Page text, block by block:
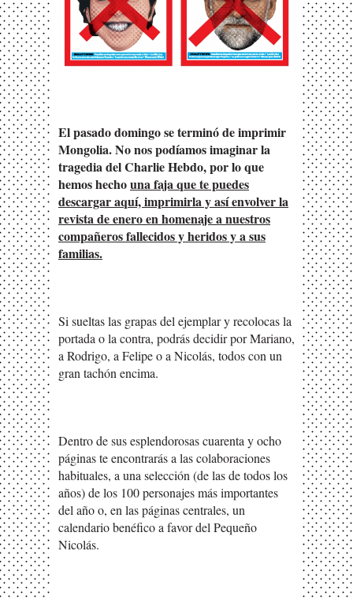
El pasado domingo se terminó de imprimir
Mongolia. No nos podíamos imaginar la
tragedia del Charlie Hebdo, por lo que
hemos hechouna faja que te puedes
descargar aquí, imprimirla y así envolver la
revista de enero en homenaje a nuestros
compañeros fallecidos y heridos y a sus
familias.
Si sueltas las grapas del ejemplar y recolocas la
portada o la contra, podrás decidir por Mariano,
a Rodrigo, a Felipe o a Nicolás, todos con un
gran tachón encima.
Dentro de sus esplendorosas cuarenta y ocho
páginas te encontrarás a las colaboraciones
habituales, a una selección (de las de todos los
años) de los 100 personajes más importantes
del año o, en las páginas centrales, un
calendario benéfico a favor del Pequeño
Nicolás.